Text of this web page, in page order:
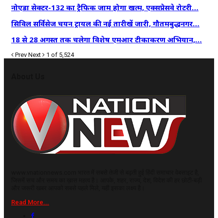
नोएडा सेक्टर-132 का ट्रैफिक जाम होगा खत्म, एक्सप्रेसवे रोटरी…
सिविल सर्विसेज चयन ट्रायल की नई तारीखें जारी, गौतमबुद्धनगर…
18 से 28 अगस्त तक चलेगा विशेष एमआर टीकाकरण अभियान,…
Prev Next 1 of 5,524
Read More...